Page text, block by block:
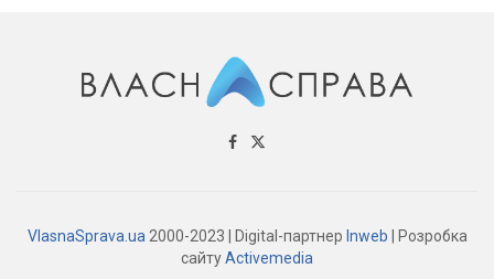
VlasnaSprava.ua 2000-2023 | Digital-партнер Inweb | Розробка
сайтуActivemedia